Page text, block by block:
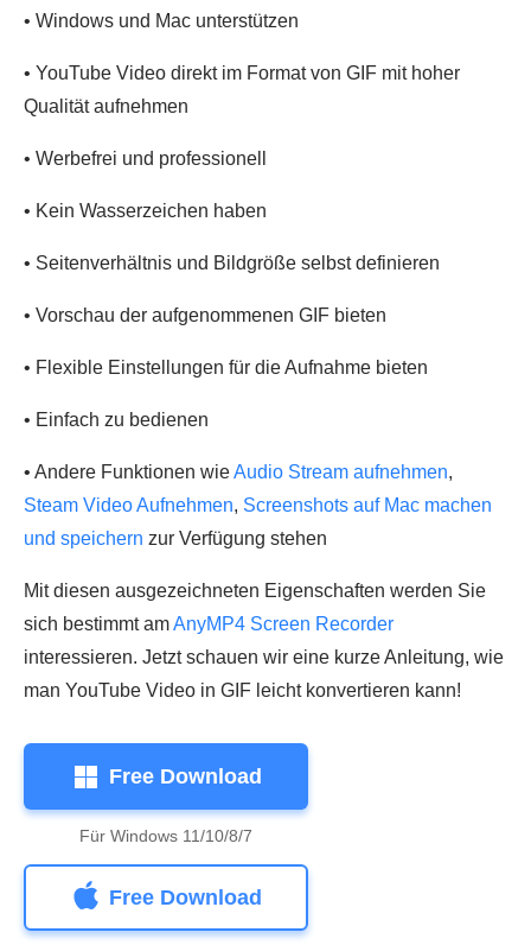
• Windows und Mac unterstützen
• YouTube Video direkt im Format von GIF mit hoher
Qualität aufnehmen
• Werbefrei und professionell
• Kein Wasserzeichen haben
• Seitenverhältnis und Bildgröße selbst definieren
• Vorschau der aufgenommenen GIF bieten
• Flexible Einstellungen für die Aufnahme bieten
• Einfach zu bedienen
• Andere Funktionen wieAudio Stream aufnehmen,
Steam Video Aufnehmen, Screenshots auf Mac machen
und speichern zur Verfügung stehen
Mit diesen ausgezeichneten Eigenschaften werden Sie
sich bestimmt amAnyMP4 Screen Recorder
interessieren. Jetzt schauen wir eine kurze Anleitung, wie
man YouTube Video in GIF leicht konvertieren kann!
Free Download
Für Windows 11/10/8/7
Free Download